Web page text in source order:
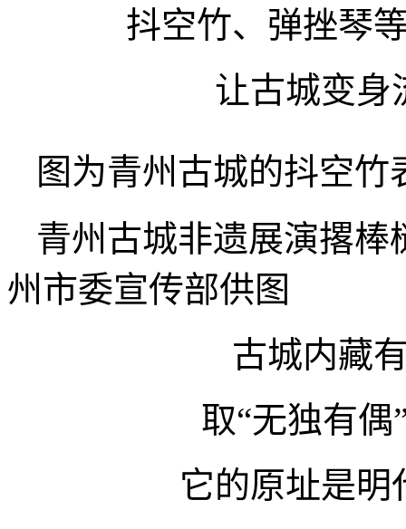
抖空竹、弹挫琴
让古城变身
图为青州古城的抖空竹
青州古城非遗展演撂
州市委宣传部供图
古城内藏
取“无独有偶
它的原址是明